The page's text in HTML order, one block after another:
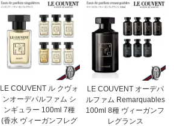
LE COUVENT ル クヴォ
ンオーデパルファム シ
ンギュラー 100ml 7種
(香水 ヴィーガンフレグ
LE COUVENT オーデパ
ルファム Remarquables
100ml 8種 ヴィーガンフ
レグランス